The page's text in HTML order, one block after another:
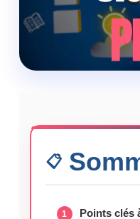
Points clés